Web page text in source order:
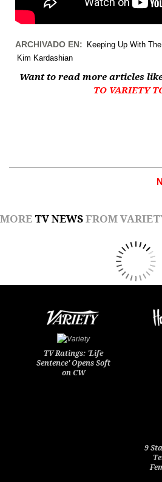
ARCHIVADO EN:
Keeping Up With
Kim Kardashian
Want to read more articles
TO VARIETY
MORE TV NEWS FROM
TV Ratings: 'Life
Sentence' Opens Soft
on CW
9